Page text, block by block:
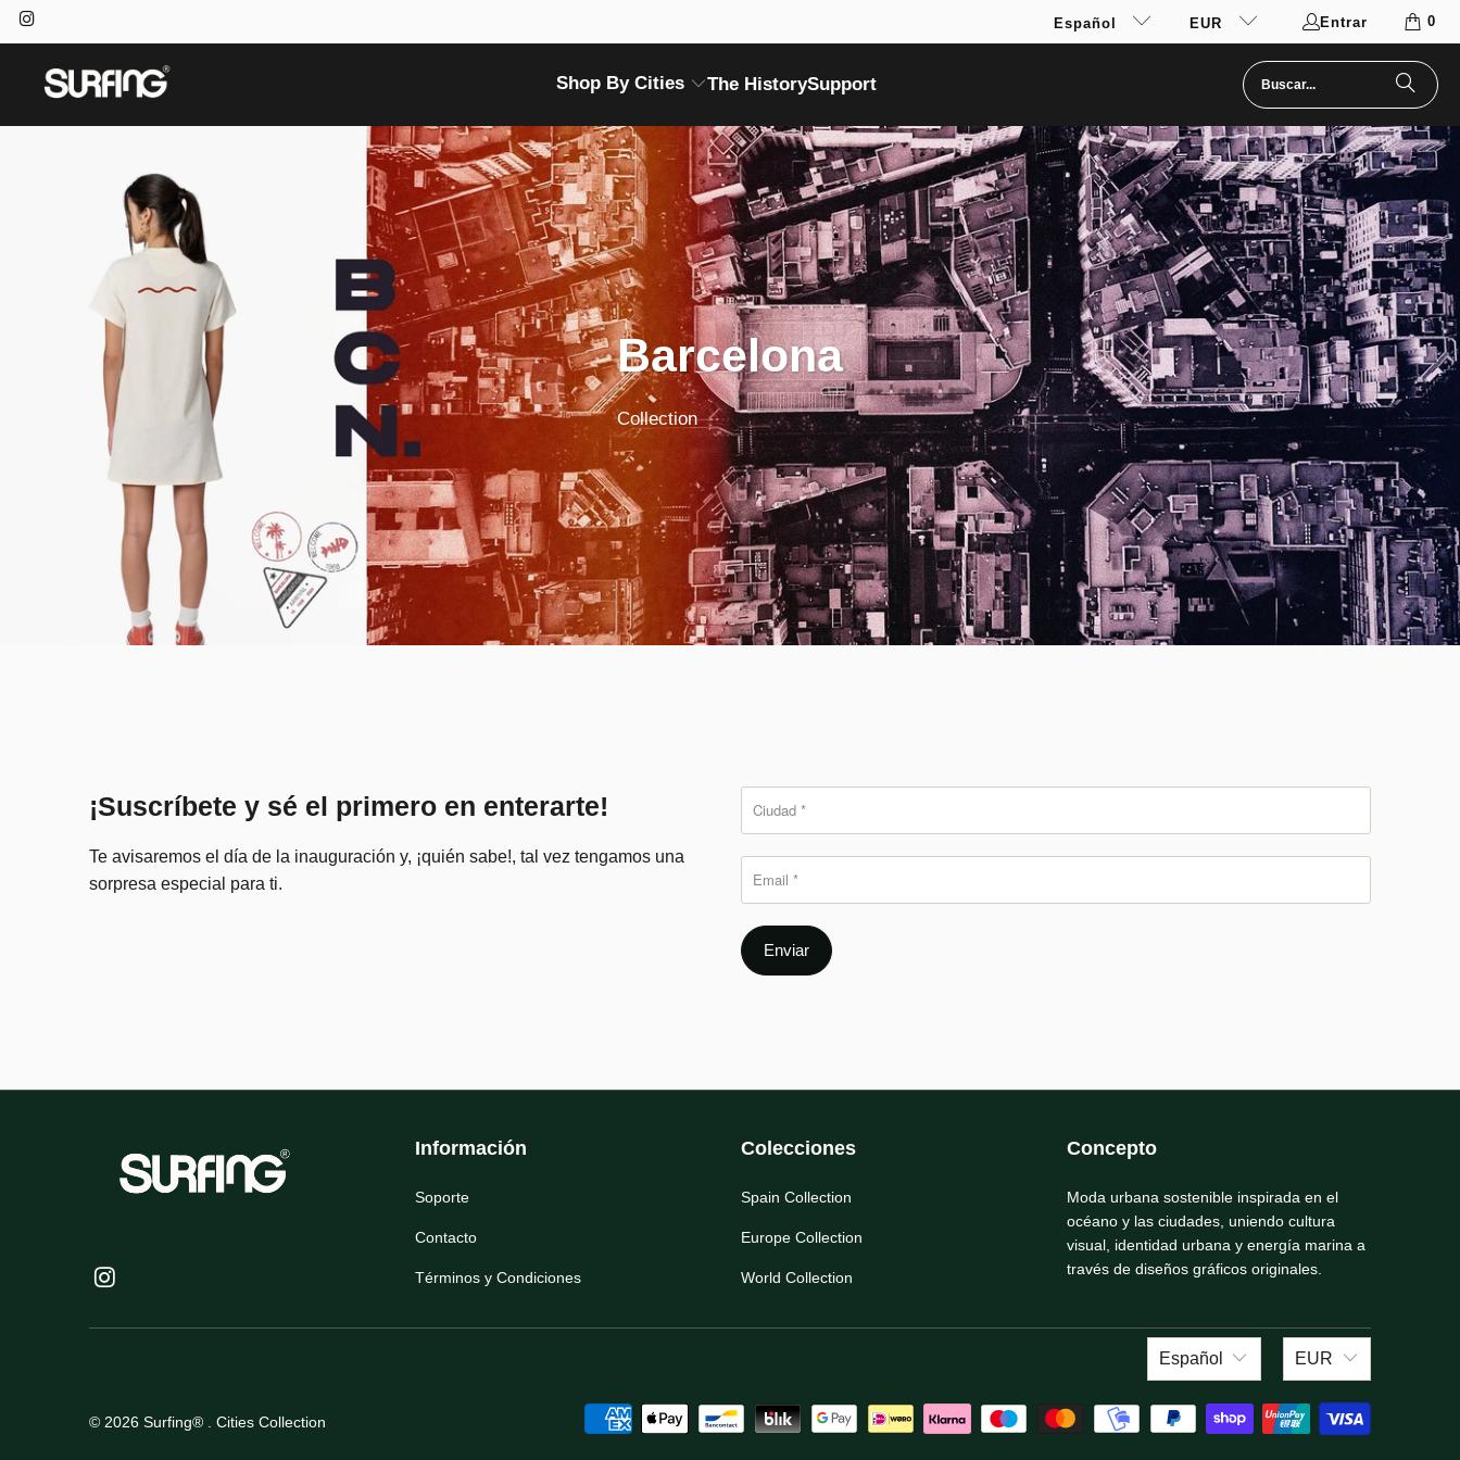
Español EUR Entrar 0
Shop By Cities The HistorySupport
Barcelona
Collection
¡Suscríbete y sé el primero en enterarte!
Te avisaremos el día de la inauguración y, ¡quién sabe!, tal vez tengamos una
sorpresa especial para ti.
Información
Soporte
Contacto
Términos y Condiciones
Colecciones
Spain Collection
Europe Collection
World Collection
Concepto
Moda urbana sostenible inspirada en el
océano y las ciudades, uniendo cultura
visual, identidad urbana y energía marina a
través de diseños gráficos originales.
Español EUR
© 2026 Surfing® . Cities Collection